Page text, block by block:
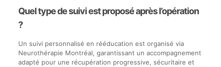
Quel type de suivi est proposé après l’opération
?
Un suivi personnalisé en rééducation est organisé via
Neurothérapie Montréal, garantissant un accompagnement
adapté pour une récupération progressive, sécuritaire et